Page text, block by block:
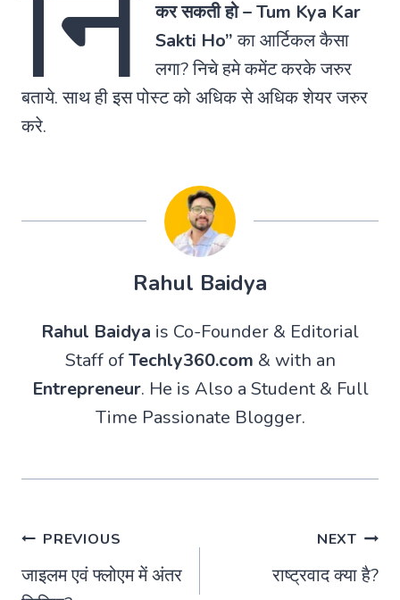
कर सकती हो – Tum Kya Kar
Sakti Ho”का आर्टिकल कैसा
लगा? निचे हमे कमेंट करके जरुर
बताये. साथ ही इस पोस्ट को अधिक से अधिक शेयर जरुर
करे.
Rahul Baidya
Rahul Baidya is Co-Founder & Editorial
Staff ofTechly360.com & with an
Entrepreneur. He is Also a Student & Full
Time Passionate Blogger.
Post
navigation
PREVIOUS
जाइलम एवं फ्लोएम में अंतर
NEXT
राष्ट्रवाद क्या है?